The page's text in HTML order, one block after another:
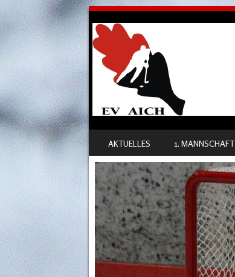
MENU
AKTUELLES 1. MANNSCHAFT